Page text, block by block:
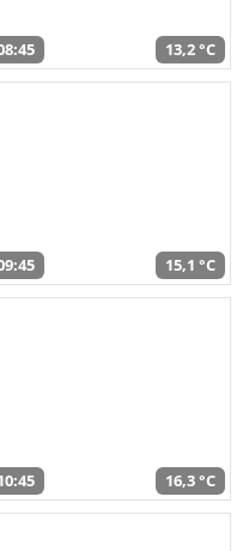
13,2 °C
15,1 °C
16,3 °C